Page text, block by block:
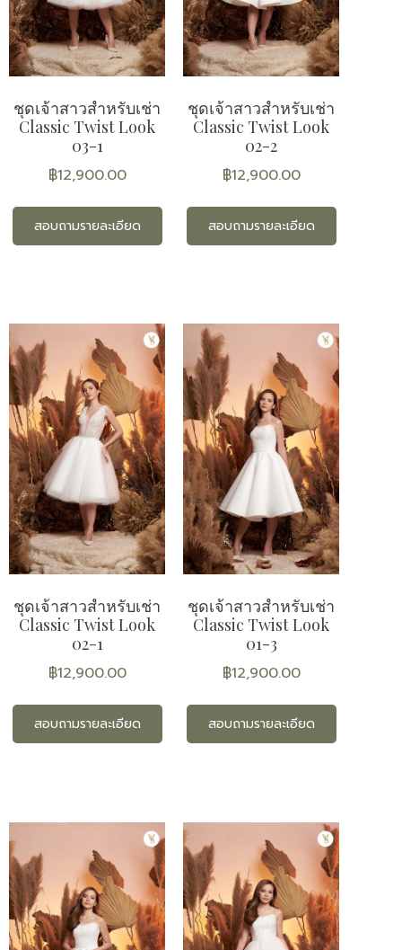
ชุดเจ้าสาวสำหรับเช่า
Classic Twist Look
03-1
฿12,900.00
สอบถามรายละเอียด
ชุดเจ้าสาวสำหรับเช่า
Classic Twist Look
02-2
฿12,900.00
สอบถามรายละเอียด
ชุดเจ้าสาวสำหรับเช่า
Classic Twist Look
02-1
฿12,900.00
สอบถามรายละเอียด
ชุดเจ้าสาวสำหรับเช่า
Classic Twist Look
01-3
฿12,900.00
สอบถามรายละเอียด